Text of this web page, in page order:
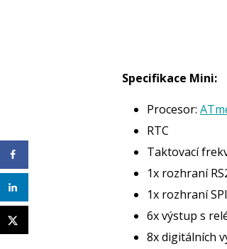
Specifikace Mini:
Procesor:
RTC
Taktovací
1x rozhraní
1x rozhraní SPI
6x výstup s
8x digitálních